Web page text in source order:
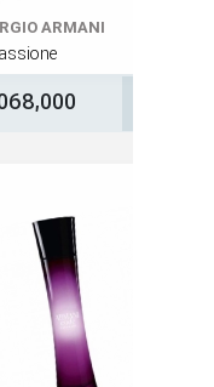
GIORGIO ARMANI
si passione
25,068,000